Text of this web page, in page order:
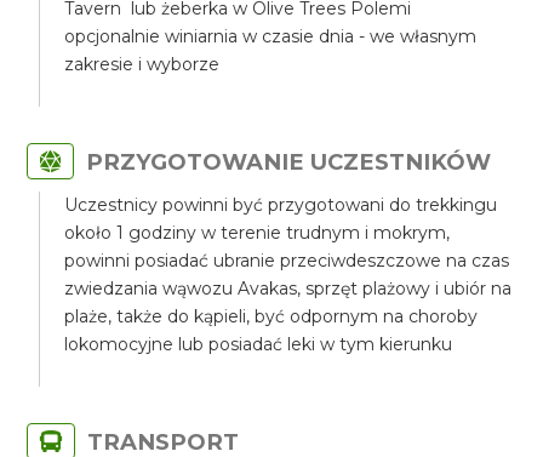
Tavern lub żeberka w Olive Trees Polemi
opcjonalnie winiarnia w czasie dnia - we własnym
zakresie i wyborze
PRZYGOTOWANIE UCZESTNIKÓW
Uczestnicy powinni być przygotowani do trekkingu
około 1 godziny w terenie trudnym i mokrym,
powinni posiadać ubranie przeciwdeszczowe na czas
zwiedzania wąwozu Avakas, sprzęt plażowy i ubiór na
plaże, także do kąpieli, być odpornym na choroby
lokomocyjne lub posiadać leki w tym kierunku
TRANSPORT